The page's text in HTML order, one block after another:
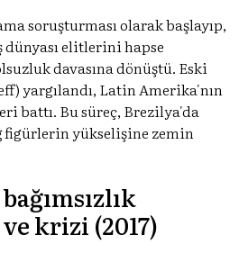
soruşturması olarak başlayıp,
dünyası elitlerini hapse
davasına dönüştü. Eski
yargılandı, Latin Amerika'nın
battı. Bu süreç, Brezilya'da
figürlerin yükselişine zemin
krizi (2017)